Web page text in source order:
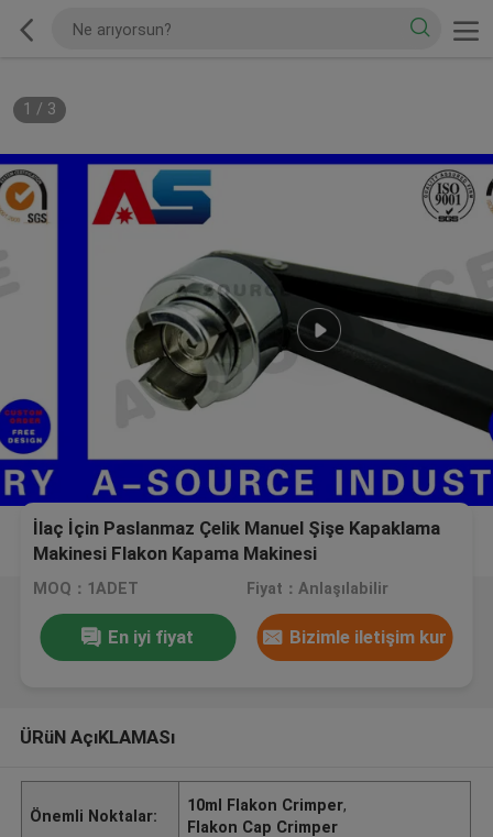
1 / 3
İlaç İçin Paslanmaz Çelik Manuel Şişe Kapaklama
Makinesi Flakon Kapama Makinesi
MOQ：1ADET Fiyat：Anlaşılabilir
En iyi fiyat Bizimle iletişim kur
ÜRüN AçıKLAMASı
Önemli Noktalar:
10ml Flakon Crimper,
Flakon Cap Crimper